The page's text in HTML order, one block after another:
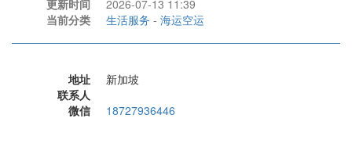
更新时间
2026-07-13 11:39
当前分类
生活服务 - 海运空运
地址
新加坡
联系人
微信
18727936446